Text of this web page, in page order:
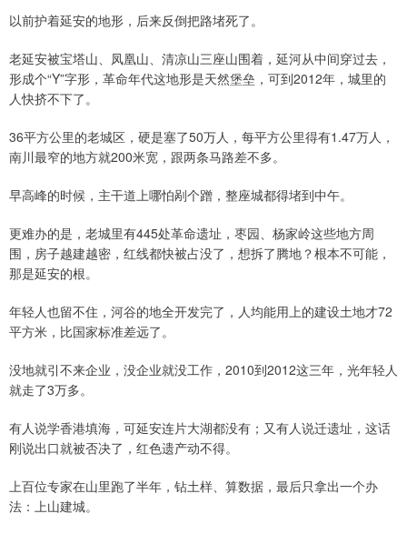
以前护着延安的地形，后来反倒把路堵死了。
老延安被宝塔山、凤凰山、清凉山三座山围着，延河从中间穿过去，
形成个“Y”字形，革命年代这地形是天然堡垒，可到2012年，城里的
人快挤不下了。
36平方公里的老城区，硬是塞了50万人，每平方公里得有1.47万人，
南川最窄的地方就200米宽，跟两条马路差不多。
早高峰的时候，主干道上哪怕剐个蹭，整座城都得堵到中午。
更难办的是，老城里有445处革命遗址，枣园、杨家岭这些地方周
围，房子越建越密，红线都快被占没了，想拆了腾地？根本不可能，
那是延安的根。
年轻人也留不住，河谷的地全开发完了，人均能用上的建设土地才72
平方米，比国家标准差远了。
没地就引不来企业，没企业就没工作，2010到2012这三年，光年轻人
就走了3万多。
有人说学香港填海，可延安连片大湖都没有；又有人说迁遗址，这话
刚说出口就被否决了，红色遗产动不得。
上百位专家在山里跑了半年，钻土样、算数据，最后只拿出一个办
法：上山建城。